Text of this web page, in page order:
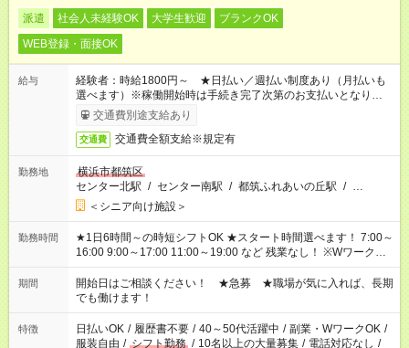
派遣 社会人未経験OK 大学生歓迎
ブランクOK
WEB登録・面接OK
給与
経験者：時給1800円～ ★日払い／週払い制度あり（月払いも
選べます）※稼働開始時は手続き完了次第のお支払いとなりま
す。交通費別途支給あり
交通費 交通費全額支給※規定有
勤務地
横浜市都筑区
センター北駅 / センター南駅 / 都筑ふれあいの丘駅 / …
＜シニア向け施設＞
勤務時間
★1日6時間～の時短シフトOK ★スタート時間選べます！ 7:00～
16:00 9:00～17:00 11:00～19:00 など 残業なし！ ※Wワークの
場合、他のお仕事と合わせ週40時間超の就業はご案内できませ
ん ※法令に基づき、週20時間以上勤務は社会保険への加入対象
となります ※労働者派遣法（日雇い派遣の原則禁止）により、
短時間・短期間の就業はご案内が難しい場合があります
期間
開始日はご相談ください！ ★急募 ★職場が気に入れば、長期
でも働けます！
特徴 日払いOK / 履歴書不要 / 40～50代活躍中 / 副業・WワークOK /
服装自由 / シフト勤務 / 10名以上の大量募集 / 電話対応なし /